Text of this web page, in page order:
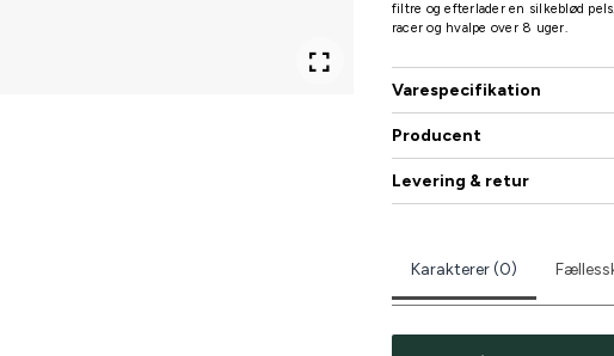
filtre og efterlader en silkeblød
racer og hvalpe over 8 uger.
Varespecifikation
Producent
Levering & retur
Karakterer (0)